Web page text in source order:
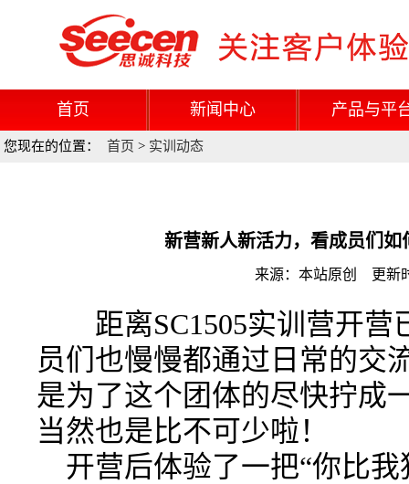
首页 新闻中心 产品与平
您现在的位置： 首页 > 实训动态
新营新人新活力，看成员们如
来源：本站原创 更新
距离SC1505实训营开营
员们也慢慢都通过日常的交
是为了这个团体的尽快拧成
当然也是比不可少啦！
开营后体验了一把“你比我